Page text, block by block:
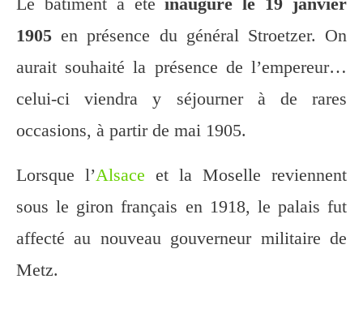
1905 en présence du général Stroetzer. On
aurait souhaité la présence de l’empereur…
celui-ci viendra y séjourner à de rares
occasions, à partir de mai 1905.
Lorsque l’Alsace et la Moselle reviennent
sous le giron français en 1918, le palais fut
affecté au nouveau gouverneur militaire de
Metz.